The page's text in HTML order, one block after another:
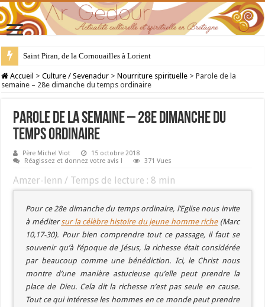
28 juillet : Saint Samson de Dol, père de la Bretagne chrétienne
Accueil > Culture / Sevenadur > Nourriture spirituelle > Parole de la
semaine – 28e dimanche du temps ordinaire
Parole de la semaine – 28e dimanche du
temps ordinaire
Père Michel Viot
15 octobre 2018
Réagissez et donnez votre avis !
371 Vues
Amzer-lenn / Temps de lecture : 8 min
Pour ce 28e dimanche du temps ordinaire, l’Eglise nous invite
à méditer sur la célèbre histoire du jeune homme riche(Marc
10,17-30). Pour bien comprendre tout ce passage, il faut se
souvenir qu’à l’époque de Jésus, la richesse était considérée
par beaucoup comme une bénédiction. Ici, le Christ nous
montre d’une manière astucieuse qu’elle peut prendre la
place de Dieu. Cela dit la richesse n’est pas seule en cause.
Tout ce qui intéresse les hommes en ce monde peut prendre